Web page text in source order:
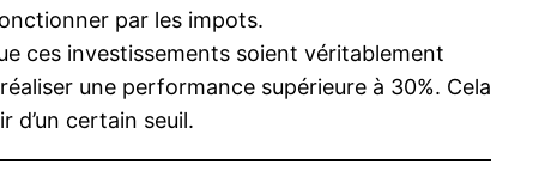
par les impots.
ces investissements soient véritablement
une performance supérieure à 30%. Cela
d’un certain seuil.